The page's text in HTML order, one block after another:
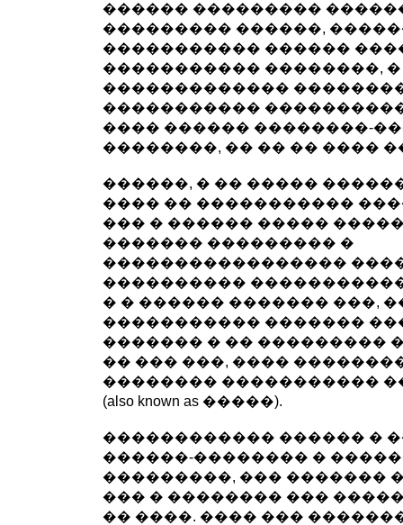
������ ���������
��������� ������,
����������� ������
����������� ��������, �
�������������
�����������
���� ������ ��������-
��������, �� �� �� ����
������, � �� �����
���� �� �����������
��� � ������ �����
������� ��������� �
�����������������
����������
� � ������ ������� ���,
����������� �������
������� � �� ���������
�� ��� ���, ����
�������� �����������
(also known as �����).
������������ ������ �
������-�������� �
���������, ��� �������
��� � �������� ���
�� ����. ���� ���